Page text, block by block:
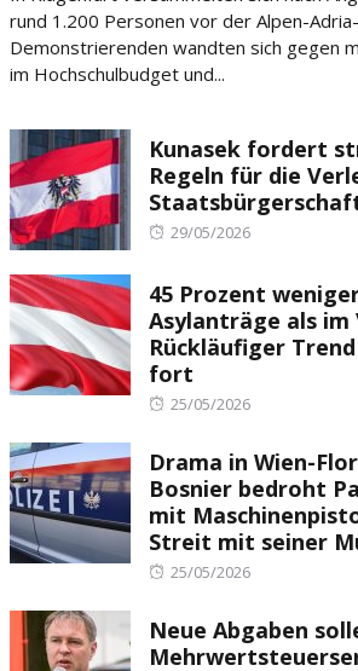
rund 1.200 Personen vor der Alpen-
Demonstrierenden wandten sich gegen
im Hochschulbudget und...
Kunasek fordert
Regeln für die
Posted
29/05/2026
45 Prozent
Asylanträge als im
Rückläufiger
fort
Posted
25/05/2026
Drama in Wien-
Bosnier bedroht
mit
Streit mit seiner
Posted
25/05/2026
Neue Abgaben